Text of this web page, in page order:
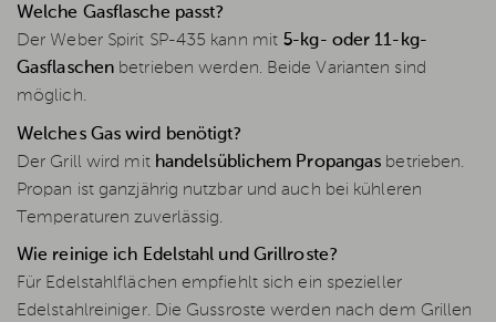
Welche Gasflasche passt?
Der Weber Spirit SP-435 kann mit 5-kg- oder 11-kg-
Gasflaschen betrieben werden. Beide Varianten sind
möglich.
Welches Gas wird benötigt?
Der Grill wird mit handelsüblichem Propangas betrieben.
Propan ist ganzjährig nutzbar und auch bei kühleren
Temperaturen zuverlässig.
Wie reinige ich Edelstahl und Grillroste?
Für Edelstahlflächen empfiehlt sich ein spezieller
Edelstahlreiniger. Die Gussroste werden nach dem Grillen